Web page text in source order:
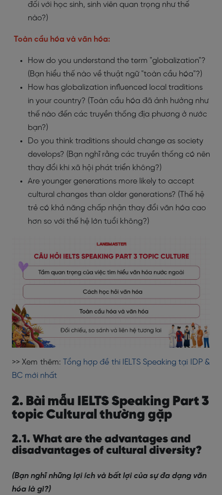
đối với học sinh, sinh viên quan trọng như thế
nào?)
Toàn cầu hóa và văn hóa:
How do you understand the term "globalization"?
(Bạn hiểu thế nào về thuật ngữ "toàn cầu hóa"?)
How has globalization influenced local traditions
in your country? (Toàn cầu hóa đã ảnh hưởng như
thế nào đến các truyền thống địa phương ở nước
bạn?)
Do you think traditions should change as society
develops? (Bạn nghĩ rằng các truyền thống có nên
thay đổi khi xã hội phát triển không?)
Are younger generations more likely to accept
cultural changes than older generations? (Thế hệ
trẻ có khả năng chấp nhận thay đổi văn hóa cao
hơn so với thế hệ lớn tuổi không?)
>> Xem thêm:
Tổng hợp đề thi IELTS Speaking tại IDP &
BC mới nhất
2. Bài mẫu IELTS Speaking Part 3
topic Cultural thường gặp
2.1. What are the advantages and
disadvantages of cultural diversity?
(Bạn nghĩ những lợi ích và bất lợi của sự đa dạng văn
hóa là gì?)